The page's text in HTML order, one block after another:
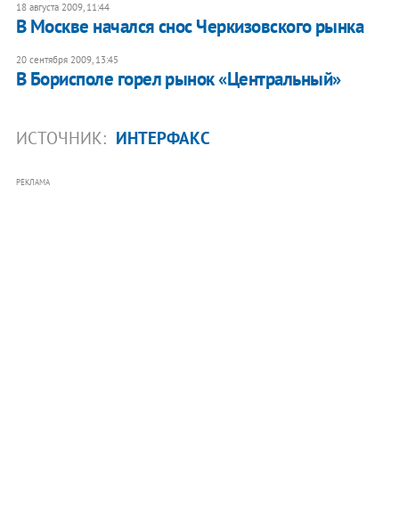
18 августа 2009, 11:44
В Москве начался снос Черкизовского рынка
20 сентября 2009, 13:45
В Борисполе горел рынок «Центральный»
ИСТОЧНИК: ИНТЕРФАКС
РЕКЛАМА